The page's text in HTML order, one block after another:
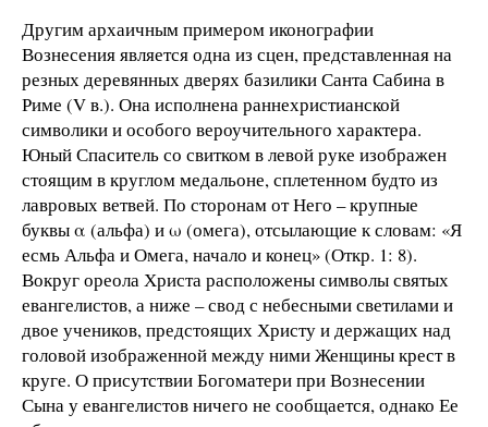
Другим архаичным примером иконографии
Вознесения является одна из сцен, представленная на
резных деревянных дверях базилики Санта Сабина в
Риме (V в.). Она исполнена раннехристианской
символики и особого вероучительного характера.
Юный Спаситель со свитком в левой руке изображен
стоящим в круглом медальоне, сплетенном будто из
лавровых ветвей. По сторонам от Него – крупные
буквы α (альфа) и ω (омега), отсылающие к словам: «Я
есмь Альфа и Омега, начало и конец» (Откр. 1: 8).
Вокруг ореола Христа расположены символы святых
евангелистов, а ниже – свод с небесными светилами и
двое учеников, предстоящих Христу и держащих над
головой изображенной между ними Женщины крест в
круге. О присутствии Богоматери при Вознесении
Сына у евангелистов ничего не сообщается, однако Ее